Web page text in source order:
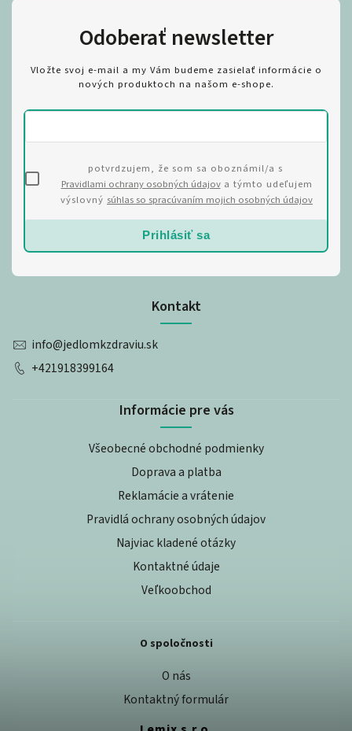
Kontakt
info@jedlomkzdraviu.sk
+421918399164
Informácie pre vás
Všeobecné obchodné podmienky
Doprava a platba
Reklamácie a vrátenie
Pravidlá ochrany osobných údajov
Najviac kladené otázky
Kontaktné údaje
Veľkoobchod
O spoločnosti
O nás
Kontaktný formulár
Odoberať newsletter
Vložte svoj e-mail a my Vám budeme zasielať informácie o
nových produktoch na našom e-shope.
potvrdzujem, že som sa oboznámil/a s
Pravidlami ochrany osobných údajova týmto udeľujem
výslovný súhlas so spracúvaním mojich osobných údajov
Prihlásiť sa